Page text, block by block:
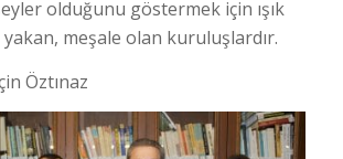
olduğunu göstermek için ışık
yakan, meşale olan kuruluşlardır.
Öztınaz